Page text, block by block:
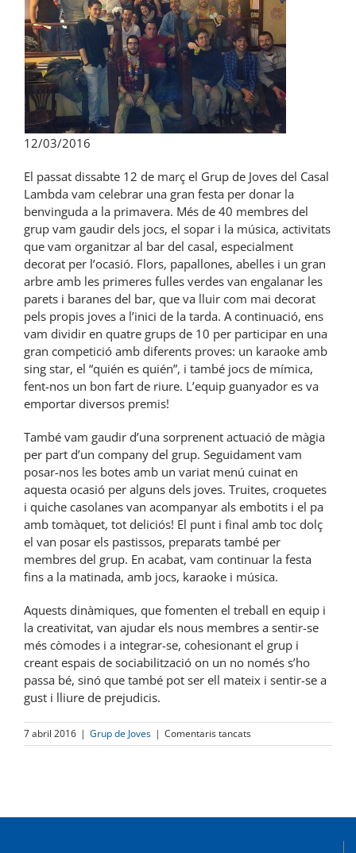
12/03/2016
El passat dissabte 12 de març el Grup de Joves del Casal
Lambda vam celebrar una gran festa per donar la
benvinguda a la primavera. Més de 40 membres del
grup vam gaudir dels jocs, el sopar i la música, activitats
que vam organitzar al bar del casal, especialment
decorat per l’ocasió. Flors, papallones, abelles i un gran
arbre amb les primeres fulles verdes van engalanar les
parets i baranes del bar, que va lluir com mai decorat
pels propis joves a l’inici de la tarda. A continuació, ens
vam dividir en quatre grups de 10 per participar en una
gran competició amb diferents proves: un karaoke amb
sing star, el “quién es quién”, i també jocs de mímica,
fent-nos un bon fart de riure. L’equip guanyador es va
emportar diversos premis!
També vam gaudir d’una sorprenent actuació de màgia
per part d’un company del grup. Seguidament vam
posar-nos les botes amb un variat menú cuinat en
aquesta ocasió per alguns dels joves. Truites, croquetes
i quiche casolanes van acompanyar als embotits i el pa
amb tomàquet, tot deliciós! El punt i final amb toc dolç
el van posar els pastissos, preparats també per
membres del grup. En acabat, vam continuar la festa
fins a la matinada, amb jocs, karaoke i música.
Aquests dinàmiques, que fomenten el treball en equip i
la creativitat, van ajudar els nous membres a sentir-se
més còmodes i a integrar-se, cohesionant el grup i
creant espais de sociabilització on un no només s’ho
passa bé, sinó que també pot ser ell mateix i sentir-se a
gust i lliure de prejudicis.
7 abril 2016 | Grup de Joves | Comentaris tancatsa
El
l’arribada